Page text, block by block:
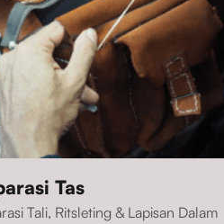
Tas
Tali, Ritsleting & Lapisan Dalam